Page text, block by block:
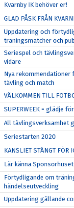
Kvarnby IK behöver er!
GLAD PÅSK FRÅN
Uppdatering och
träningsmatcher och
Seriespel och
vidare
Nya rekommendationer
tävling och match
VÄLKOMMEN TILL
SUPERWEEK = glädje
All tävlingsverksamhet
Seriestarten 2020
KANSLIET STÄNGT FÖR
Lär känna
Förtydligande om
händelseutveckling
Uppdatering gällande